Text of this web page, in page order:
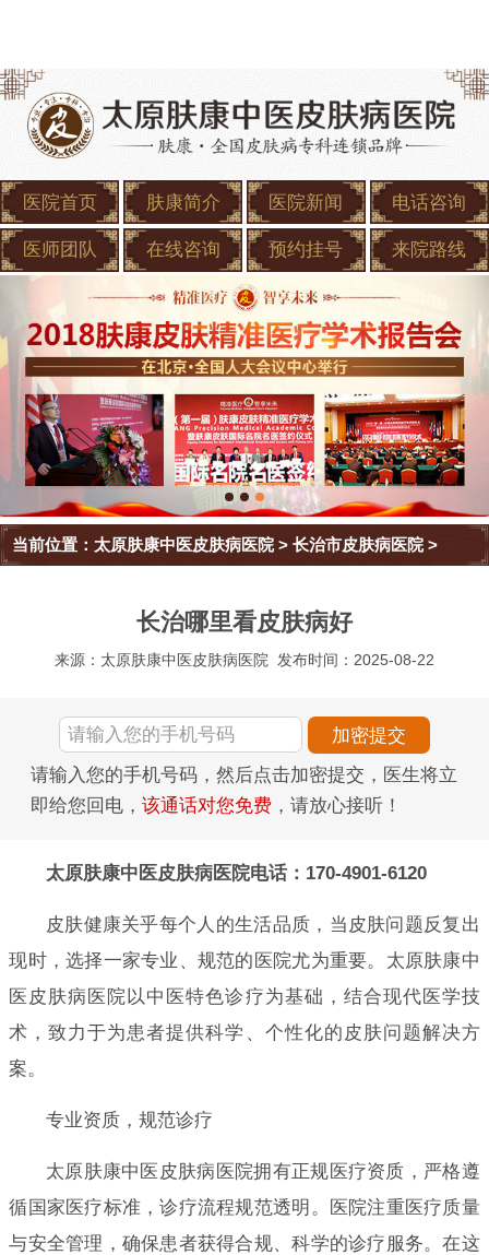
医院首页 肤康简介 医院新闻 电话咨询
医师团队 在线咨询 预约挂号 来院路线
当前位置： 太原肤康中医皮肤病医院>长治市皮肤病医院>
长治哪里看皮肤病好
来源：太原肤康中医皮肤病医院 发布时间：2025-08-22
请输入您的手机号码，然后点击加密提交，医生将立
即给您回电， 该通话对您免费 ，请放心接听！
太原肤康中医皮肤病医院电话：170-4901-6120
皮肤健康关乎每个人的生活品质，当皮肤问题反复出
现时，选择一家专业、规范的医院尤为重要。太原肤康中
医皮肤病医院以中医特色诊疗为基础，结合现代医学技
术，致力于为患者提供科学、个性化的皮肤问题解决方
案。
专业资质，规范诊疗
太原肤康中医皮肤病医院拥有正规医疗资质，严格遵
循国家医疗标准，诊疗流程规范透明。医院注重医疗质量
与安全管理，确保患者获得合规、科学的诊疗服务。在这